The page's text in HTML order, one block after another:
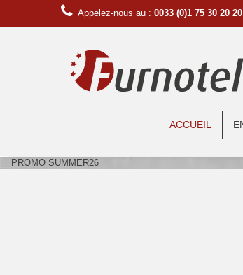
Appelez-nous au : 0033 (0)1 75 30 20 20
ACCUEIL